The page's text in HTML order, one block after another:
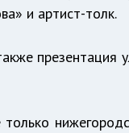
и артист-толк.
презентация